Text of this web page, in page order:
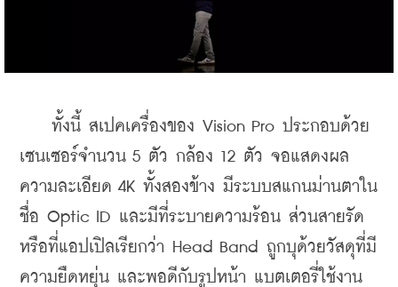
ทั้งนี้ สเปคเครื่องของ Vision Pro ประกอบด้วย
เซนเซอร์จำนวน 5 ตัว กล้อง 12 ตัว จอแสดงผล
ความละเอียด 4K ทั้งสองข้าง มีระบบสแกนม่านตาใน
ชื่อ Optic ID และมีที่ระบายความร้อน ส่วนสายรัด
หรือที่แอปเปิลเรียกว่า Head Band ถูกบุด้วยวัสดุที่มี
ความยืดหยุ่น และพอดีกับรูปหน้า แบตเตอรี่ใช้งาน